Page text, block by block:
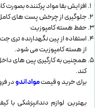
افزایش بقا مواد پرکننده بصورت
جلوگیری از چرخش پست های
حفظ هسته کامپوزیت
استفاده از پین نگهدارنده تری
از هسته کامپوزیت می شود.
همچنین به کارگیری پین های
کند.
برای خرید و قیمتمواد اندودر
بهترین لوازم دندانپزشکی با